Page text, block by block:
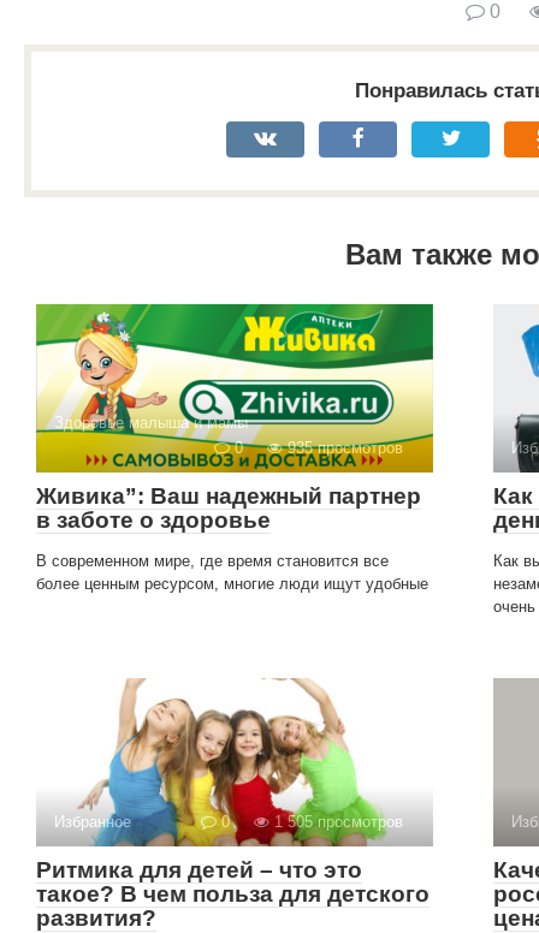
0
Понравилась
Вам также
Здоровье малыша и мамы
0
935 просмотров
Живика”: Ваш надежный партнер
в заботе о здоровье
В современном мире, где время становится все
более ценным ресурсом, многие люди ищут удобные
Как
очень
Избранное 0 1 505 просмотров
Ритмика для детей – что это
такое? В чем польза для детского
развития?